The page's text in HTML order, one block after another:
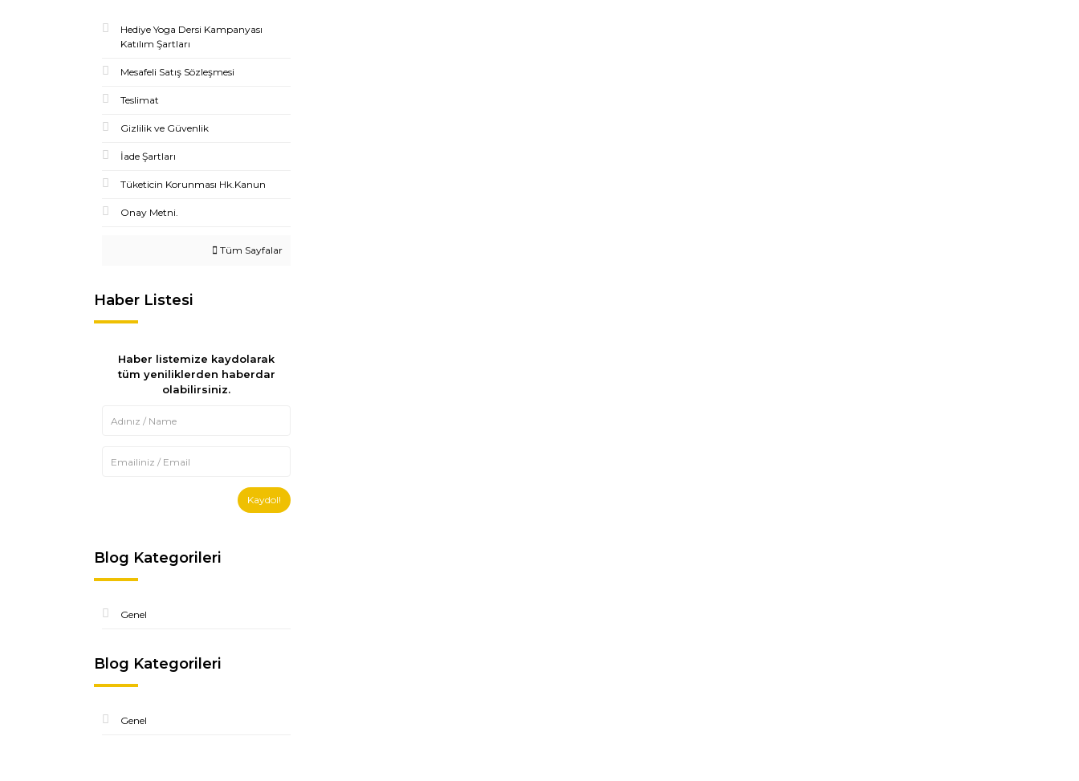
Hediye Yoga Dersi Kampanyası
Katılım Şartları
Mesafeli Satış Sözleşmesi
Teslimat
Gizlilik ve Güvenlik
İade Şartları
Tüketicin Korunması Hk.Kanun
Onay Metni.
Tüm Sayfalar
Haber Listesi
Haber listemize kaydolarak
tüm yeniliklerden haberdar
olabilirsiniz.
Kaydol!
Blog Kategorileri
Genel
Blog Kategorileri
Genel